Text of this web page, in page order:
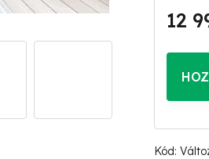
Kód:
12